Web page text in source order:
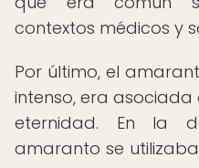
contextos médicos y
Por último, el
intenso, era
eternidad. En la
amaranto se